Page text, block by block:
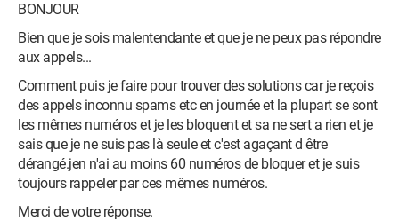
BONJOUR
Bien que je sois malentendante et que je ne peux pas répondre
aux appels...
Comment puis je faire pour trouver des solutions car je reçois
des appels inconnu spams etc en journée et la plupart se sont
les mêmes numéros et je les bloquent et sa ne sert a rien et je
sais que je ne suis pas là seule et c'est agaçant d être
dérangé.jen n'ai au moins 60 numéros de bloquer et je suis
toujours rappeler par ces mêmes numéros.
Merci de votre réponse.